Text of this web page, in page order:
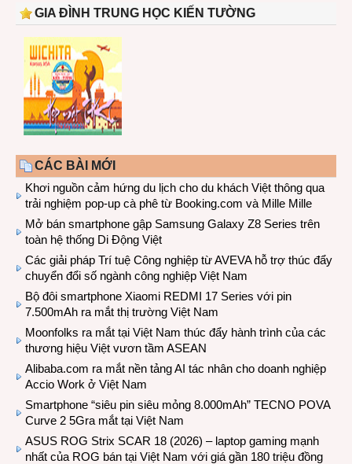
GIA ĐÌNH TRUNG HỌC KIẾN TƯỜNG
CÁC BÀI MỚI
Khơi nguồn cảm hứng du lịch cho du khách Việt thông qua
trải nghiệm pop-up cà phê từ Booking.com và Mille Mille
Mở bán smartphone gập Samsung Galaxy Z8 Series trên
toàn hệ thống Di Động Việt
Các giải pháp Trí tuệ Công nghiệp từ AVEVA hỗ trợ thúc đẩy
chuyển đổi số ngành công nghiệp Việt Nam
Bộ đôi smartphone Xiaomi REDMI 17 Series với pin
7.500mAh ra mắt thị trường Việt Nam
Moonfolks ra mắt tại Việt Nam thúc đẩy hành trình của các
thương hiệu Việt vươn tầm ASEAN
Alibaba.com ra mắt nền tảng AI tác nhân cho doanh nghiệp
Accio Work ở Việt Nam
Smartphone “siêu pin siêu mỏng 8.000mAh” TECNO POVA
Curve 2 5Gra mắt tại Việt Nam
ASUS ROG Strix SCAR 18 (2026) – laptop gaming mạnh
nhất của ROG bán tại Việt Nam với giá gần 180 triệu đồng